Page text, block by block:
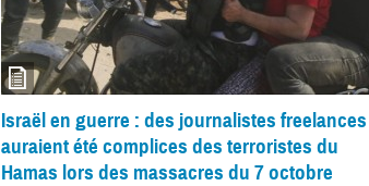
Israël en guerre : des journalistes freelances
auraient été complices des terroristes du
Hamas lors des massacres du 7 octobre